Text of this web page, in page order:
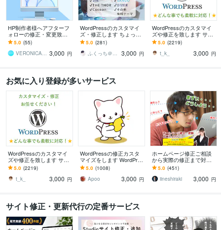
HP制作者様へアフターフ
ォローの修正・変更致し
ます ホームページの修
正・変更・追加等にご利
用ください。
5.0 (55)
VERONICA（ヴェロニカ） 3,000 円
WordPressのカスタマイ
ズ・修正します ちょっと
ここ修正して欲しい！な
ど。
5.0 (281)
ふくっち＠Coding（Design）
3,000 円
WordPressのカスタマイ
ズや修正を致します サイ
トのカスタマイズ・レイ
アウト変更致します
5.0 (2219)
t_k_
3,000 円
お気に入り登録が多いサービス
WordPressのカスタマイ
ズや修正を致します サイ
トのカスタマイズ・レイ
アウト変更致します
5.0 (2219)
t_k_
3,000 円
WordPressの修正カスタ
マイズをします WordPres
sのカスタマイズ・修正お
手伝い！
5.0 (1008)
Apoo
3,000 円
ホームページ修正ご相談
から実際の修正まで対応
します もう一人のスタッ
フとして活用！WordPres
sにも対応！
5.0 (451)
iineshiraki
3,000 円
サイト修正・更新代行の定番サービス